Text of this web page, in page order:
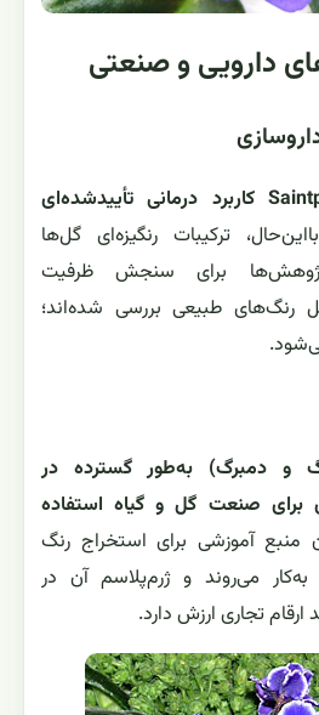
دارویی و صنعتی
برای Saintpaulia ionantha کاربرد درمانی تأییدشده‌ای
بااین‌حال، ترکیبات رنگیزه‌ای گل‌ها
پژوهش‌ها برای سنجش ظرفیت
رنگ‌های طبیعی بررسی شده‌اند؛
و دمبرگ) به‌طور گسترده در
برای صنعت گل و گیاه استفاده
منبع آموزشی برای استخراج رنگ
به‌کار می‌روند و ژرم‌پلاسم آن در
ارقام تجاری ارزش دارد.